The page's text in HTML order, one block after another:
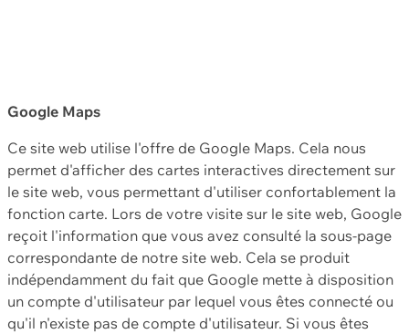
Google Maps
Ce site web utilise l'offre de Google Maps. Cela nous
permet d'afficher des cartes interactives directement sur
le site web, vous permettant d'utiliser confortablement la
fonction carte. Lors de votre visite sur le site web, Google
reçoit l'information que vous avez consulté la sous-page
correspondante de notre site web. Cela se produit
indépendamment du fait que Google mette à disposition
un compte d'utilisateur par lequel vous êtes connecté ou
qu'il n'existe pas de compte d'utilisateur. Si vous êtes